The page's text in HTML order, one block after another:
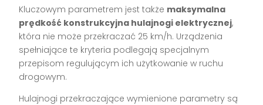
Kluczowym parametrem jest także maksymalna
prędkość konstrukcyjna hulajnogi elektrycznej,
która nie może przekraczać 25 km/h. Urządzenia
spełniające te kryteria podlegają specjalnym
przepisom regulującym ich użytkowanie w ruchu
drogowym.
Hulajnogi przekraczające wymienione parametry są